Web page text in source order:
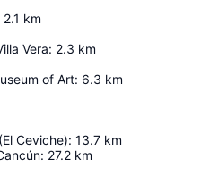
2.1 km
Vera: 2.3 km
of Art: 6.3 km
Ceviche): 13.7 km
: 27.2 km